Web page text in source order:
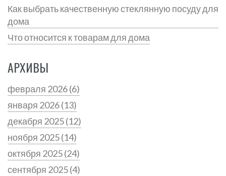
Как выбрать качественную стеклянную посуду для
дома
Что относится к товарам для дома
АРХИВЫ
февраля 2026(6)
января 2026(13)
декабря 2025(12)
ноября 2025(14)
октября 2025(24)
сентября 2025(4)